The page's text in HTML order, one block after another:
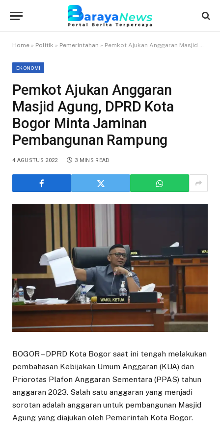
Home » Politik » Pemerintahan » Pemkot Ajukan Anggaran Masjid Agung, DPRD Kota Bogor Minta Jaminan Pembangunan Rampung
EKONOMI
Pemkot Ajukan Anggaran
Masjid Agung, DPRD Kota
Bogor Minta Jaminan
Pembangunan Rampung
4 AGUSTUS 2022 3 MINS READ
BOGOR – DPRD Kota Bogor saat ini tengah melakukan
pembahasan Kebijakan Umum Anggaran (KUA) dan
Priorotas Plafon Anggaran Sementara (PPAS) tahun
anggaran 2023. Salah satu anggaran yang menjadi
sorotan adalah anggaran untuk pembangunan Masjid
Agung yang diajukan oleh Pemerintah Kota Bogor.